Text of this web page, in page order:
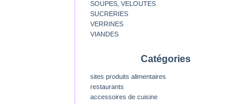
SOUPES, VELOUTES
SUCRERIES
VERRINES
VIANDES
Catégories
sites produits alimentaires
restaurants
accessoires de cuisine